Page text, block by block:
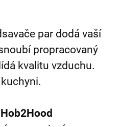
par dodá vaší
propracovaný
kvalitu vzduchu.